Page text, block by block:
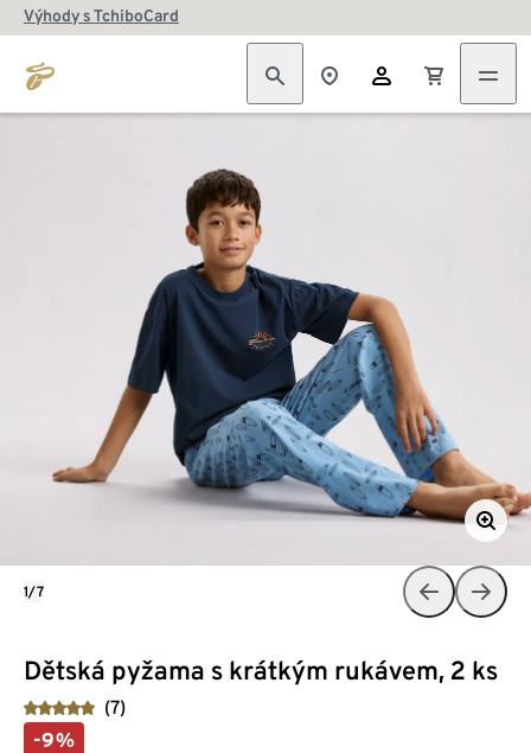
Výhody s TchiboCard
Dětská pyžama s krátkým rukávem, 2 ks
(7)
-9%
1/7